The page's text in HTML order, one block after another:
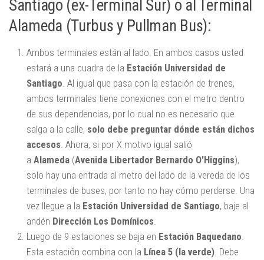
Santiago (ex-Terminal Sur) o al Terminal
Alameda (Turbus y Pullman Bus):
Ambos terminales están al lado. En ambos casos usted
estará a una cuadra de la Estación Universidad de
Santiago . Al igual que pasa con la estación de trenes,
ambos terminales tiene conexiones con el metro dentro
de sus dependencias, por lo cual no es necesario que
salga a la calle, solo debe preguntar dónde están dichos
accesos . Ahora, si por X motivo igual salió
a Alameda (Avenida Libertador Bernardo O'Higgins),
solo hay una entrada al metro del lado de la vereda de los
terminales de buses, por tanto no hay cómo perderse. Una
vez llegue a la Estación Universidad de Santiago, baje al
andén Dirección Los Domínicos
Luego de 9 estaciones se baja en Estación Baquedano
Esta estación combina con la Línea 5 (la verde) . Debe